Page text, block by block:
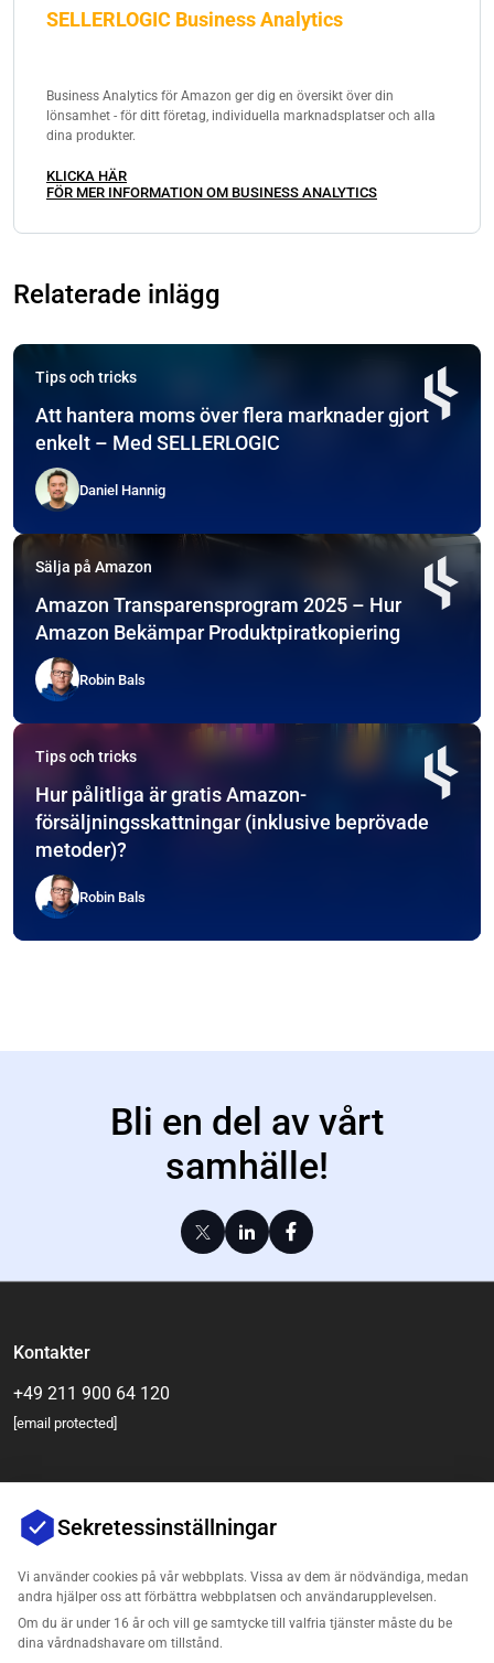
SELLERLOGIC Business Analytics
Business Analytics för Amazon ger dig en översikt över din
lönsamhet - för ditt företag, individuella marknadsplatser och alla
dina produkter.
KLICKA HÄR
FÖR MER INFORMATION OM BUSINESS ANALYTICS
Relaterade inlägg
Tips och tricks
Att hantera moms över flera marknader gjort
enkelt – Med SELLERLOGIC
Daniel Hannig
Sälja på Amazon
Amazon Transparensprogram 2025 – Hur
Amazon Bekämpar Produktpiratkopiering
Robin Bals
Tips och tricks
Hur pålitliga är gratis Amazon-
försäljningsskattningar (inklusive beprövade
metoder)?
Robin Bals
Bli en del av vårt
samhälle!
Kontakter
+49 211 900 64 120
[email protected]
Företag
Sekretessinställningar
Vi använder cookies på vår webbplats. Vissa av dem är nödvändiga, medan
andra hjälper oss att förbättra webbplatsen och användarupplevelsen.
Om du är under 16 år och vill ge samtycke till valfria tjänster måste du be
dina vårdnadshavare om tillstånd.